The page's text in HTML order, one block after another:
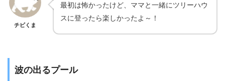
チビくま
最初は怖かったけど、ママと一緒にツリーハウ
スに登ったら楽しかったよ～！
波の出るプール